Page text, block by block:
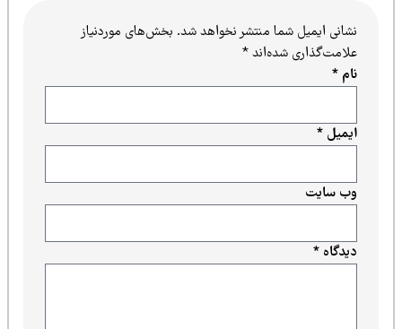
نشانی ایمیل شما منتشر نخواهد شد.بخش‌های موردنیاز
علامت‌گذاری شده‌اند*
دیدگاه*
ایمیل*
وب‌ سایت